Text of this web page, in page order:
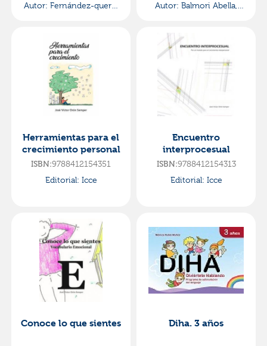
Autor: Fernández-quero,
Autor: Balmori Abella,
Herramientas para el
crecimiento personal
ISBN:9788412154351
Editorial: Icce
Encuentro
interprocesual
ISBN:9788412154313
Editorial: Icce
Conoce lo que sientes Diha. 3 años